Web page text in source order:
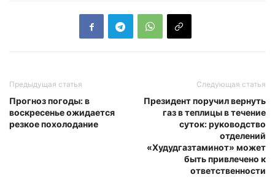
Предыдущая статья
Прогноз погоды: в
воскресенье ожидается
резкое похолодание
Следующая статья
Президент поручил вернуть
газ в теплицы в течение
суток: руководство
отделений
«Худудгазтаминот» может
быть привлечено к
ответственности